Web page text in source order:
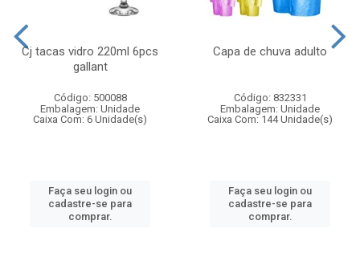
Cj tacas vidro 220ml 6pcs
gallant
Código: 500088
Embalagem: Unidade
Caixa Com: 6 Unidade(s)
Faça seu login ou
cadastre-se para
comprar.
Capa de chuva adulto
Código: 832331
Embalagem: Unidade
Caixa Com: 144 Unidade(s)
Faça seu login ou
cadastre-se para
comprar.